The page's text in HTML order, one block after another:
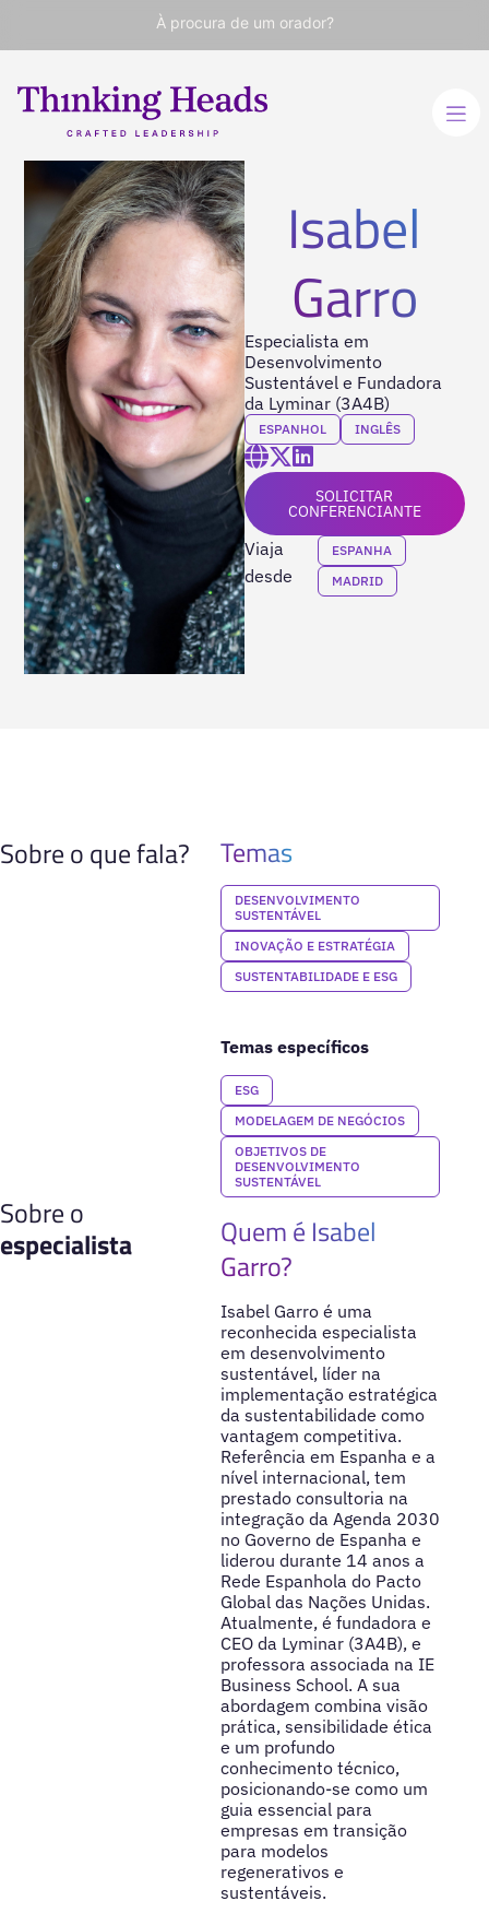
À procura de um orador?
Isabel
Garro
Especialista em
Desenvolvimento
Sustentável e Fundadora
da Lyminar (3A4B)
ESPANHOL INGLÊS
SOLICITAR
CONFERENCIANTE
Viaja
desde
ESPANHA
MADRID
Sobre o que fala? Temas
DESENVOLVIMENTO
SUSTENTÁVEL
INOVAÇÃO E ESTRATÉGIA
SUSTENTABILIDADE E ESG
Temas específicos
ESG
MODELAGEM DE NEGÓCIOS
OBJETIVOS DE
DESENVOLVIMENTO
SUSTENTÁVEL
Sobre o
especialista
Quem é Isabel
Garro?
Isabel Garro é uma
reconhecida especialista
em desenvolvimento
sustentável, líder na
implementação estratégica
da sustentabilidade como
vantagem competitiva.
Referência em Espanha e a
nível internacional, tem
prestado consultoria na
integração da Agenda 2030
no Governo de Espanha e
liderou durante 14 anos a
Rede Espanhola do Pacto
Global das Nações Unidas.
Atualmente, é fundadora e
CEO da Lyminar (3A4B), e
professora associada na IE
Business School. A sua
abordagem combina visão
prática, sensibilidade ética
e um profundo
conhecimento técnico,
posicionando-se como um
guia essencial para
empresas em transição
para modelos
regenerativos e
sustentáveis.